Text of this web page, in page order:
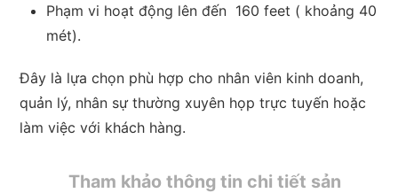
Phạm vi hoạt động lên đến 160 feet ( khoảng 40
mét).
Đây là lựa chọn phù hợp cho nhân viên kinh doanh,
quản lý, nhân sự thường xuyên họp trực tuyến hoặc
làm việc với khách hàng.
Tham khảo thông tin chi tiết sản